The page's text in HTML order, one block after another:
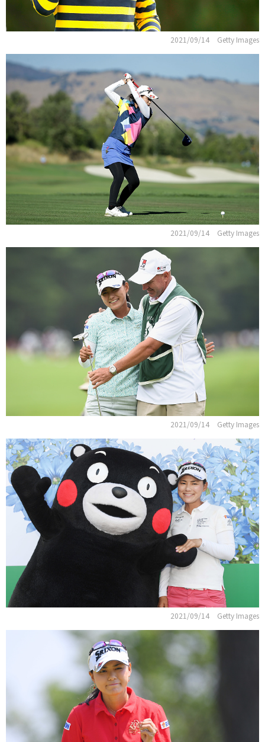
2021/09/14 Getty Images
2021/09/14 Getty Images
2021/09/14 Getty Images
2021/09/14 Getty Images